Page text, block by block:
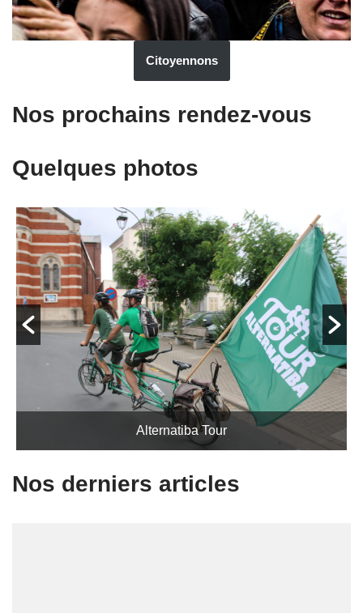
Citoyennons
Nos prochains rendez-vous
Quelques photos
Fête de l'ortie
Nos derniers articles